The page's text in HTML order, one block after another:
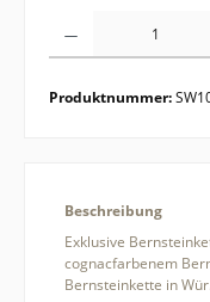
Produktnummer:
Beschreibung
Exklusive
cognacfarbenem
Bernsteinkette in